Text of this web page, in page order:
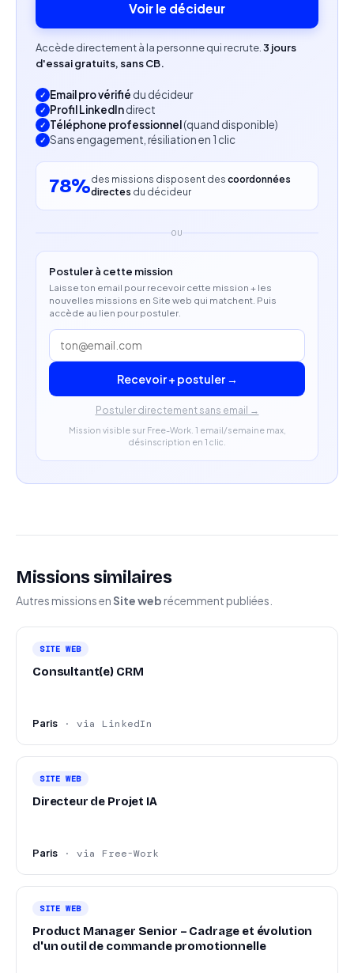
Minimum 3 ans d’expérience sur un rôle similaire.
Aisance relationnelle et capacité à interagir avec
des interlocuteurs métiers et techniques.
Bonne compréhension des environnements
digitaux complexes.
Voir le décideur
Accède directement à la personne qui recrute. 3 jours
d'essai gratuits, sans CB.
Email pro vérifié du décideur
Profil LinkedIndirect
Téléphone professionnel(quand disponible)
Sans engagement, résiliation en 1 clic
78%des missions disposent des coordonnées
directes du décideur
OU
Postuler à cette mission
Laisse ton email pour recevoir cette mission + les
nouvelles missions en Site web qui matchent. Puis
accède au lien pour postuler.
Recevoir + postuler →
Postuler directement sans email →
Mission visible sur Free-Work. 1 email/semaine max,
désinscription en 1 clic.
Missions similaires
Autres missions enSite web récemment publiées.
SITE WEB
Consultant(e) CRM
Paris · via LinkedIn
SITE WEB
Directeur de Projet IA
Paris · via Free-Work
SITE WEB
Product Manager Senior – Cadrage et évolution
d'un outil de commande promotionnelle